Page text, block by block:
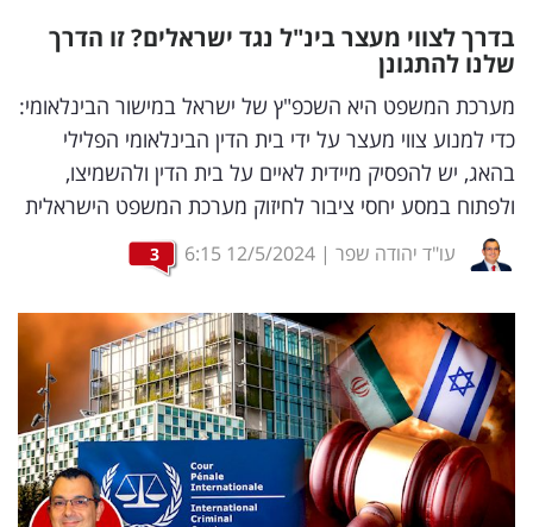
דיגיטל
וטק
שיווק
ופרסום
משפט
ומחקרים
דעות
רכילות
עסקית
בדרך לצווי מעצר בינ"ל נגד ישראלים? זו הדרך
שלנו להתגונן
מערכת המשפט היא השכפ"ץ של ישראל במישור הבינלאומי:
כדי למנוע צווי מעצר על ידי בית הדין הבינלאומי הפלילי
בהאג, יש להפסיק מיידית לאיים על בית הדין ולהשמיצו,
ולפתוח במסע יחסי ציבור לחיזוק מערכת המשפט הישראלית
עו"ד יהודה שפר |
12/5/2024
6:15
3